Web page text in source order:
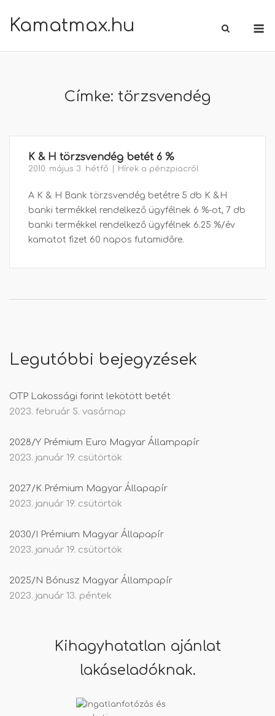
Kamatmax.hu
Címke: törzsvendég
K & H törzsvendég betét 6 %
2010. május 3. hétfő Hírek a pénzpiacról
A K & H Bank törzsvendég betétre 5 db K &H
banki termékkel rendelkező ügyfélnek 6 %-ot, 7 db
banki termékkel rendelkező ügyfélnek 6.25 %/év
kamatot fizet 60 napos futamidőre.
Legutóbbi bejegyzések
OTP Lakossági forint lekötött betét
2023. február 5. vasárnap
2028/Y Prémium Euro Magyar Állampapír
2023. január 19. csütörtök
2027/K Prémium Magyar Állapapír
2023. január 19. csütörtök
2030/I Prémium Magyar Állapapír
2023. január 19. csütörtök
2025/N Bónusz Magyar Állampapír
2023. január 13. péntek
Kihagyhatatlan ajánlat
lakáseladóknak.